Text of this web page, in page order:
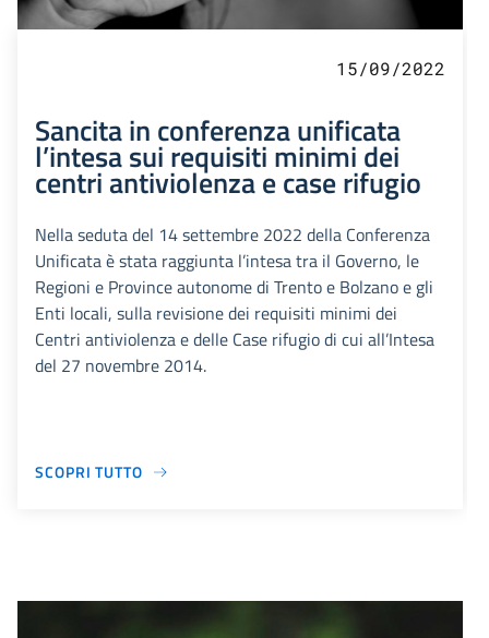
15/09/2022
Sancita in conferenza unificata
l’intesa sui requisiti minimi dei
centri antiviolenza e case rifugio
Nella seduta del 14 settembre 2022 della Conferenza
Unificata è stata raggiunta l’intesa tra il Governo, le
Regioni e Province autonome di Trento e Bolzano e gli
Enti locali, sulla revisione dei requisiti minimi dei
Centri antiviolenza e delle Case rifugio di cui all’Intesa
del 27 novembre 2014.
SCOPRI TUTTO